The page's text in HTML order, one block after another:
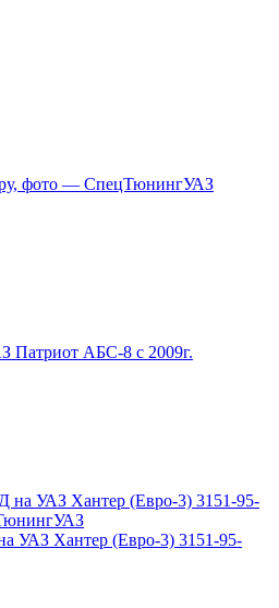
Патриот АБС-8 с 2009г.
УАЗ Хантер (Евро-3) 3151-95-